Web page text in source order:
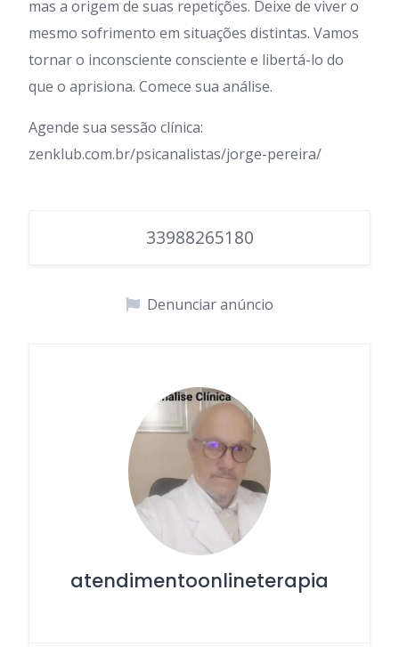
mas a origem de suas repetições. Deixe de viver o
mesmo sofrimento em situações distintas. Vamos
tornar o inconsciente consciente e libertá-lo do
que o aprisiona. Comece sua análise.
Agende sua sessão clínica:
zenklub.com.br/psicanalistas/jorge-pereira/
33988265180
Denunciar anúncio
atendimentoonlineterapia